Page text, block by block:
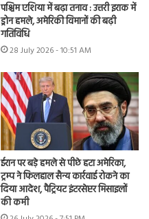
पश्चिम एशिया में बढ़ा तनाव : उत्तरी इराक में
ड्रोन हमले, अमेरिकी विमानों की बढ़ी
गतिविधि
28 July 2026 - 10:51 AM
ईरान पर बड़े हमले से पीछे हटा अमेरिका,
ट्रम्प ने फिलहाल सैन्य कार्रवाई रोकने का
दिया आदेश, पैट्रियट इंटरसेप्टर मिसाइलों
की कमी